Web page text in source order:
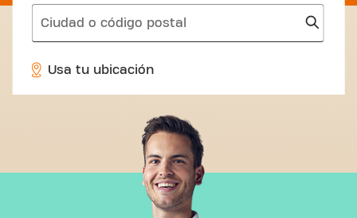
search
Usa tu ubicación